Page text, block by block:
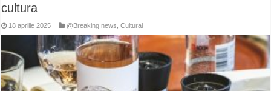
cultura
18 aprilie 2025 @Breaking news ,Cultural